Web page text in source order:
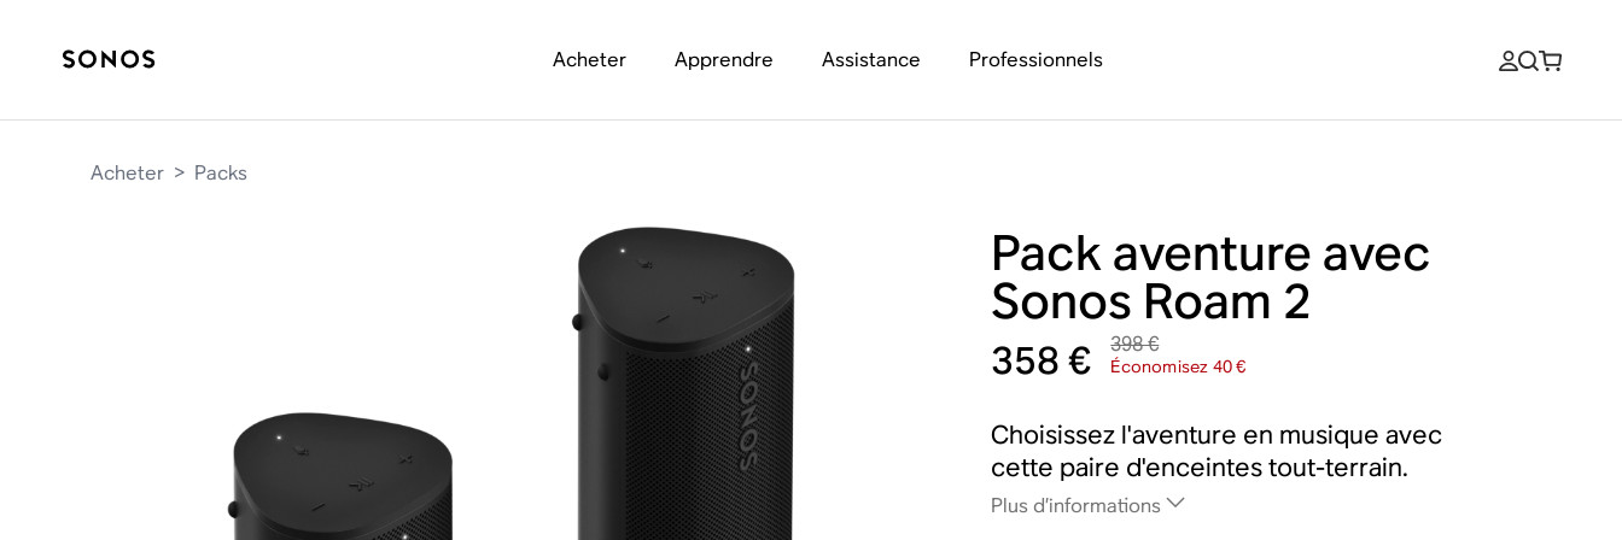
Acheter Apprendre Assistance Professionnels
Acheter > Packs
Pack aventure avec
Sonos Roam 2
358 € 398 €
Économisez 40 €
Choisissez l'aventure en musique avec
cette paire d'enceintes tout-terrain.
Plus d’informations